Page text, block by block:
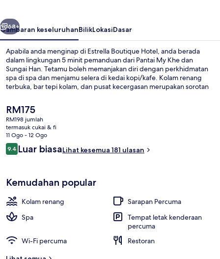
Seterusnya
68+
Gambaran keseluruhanBilikLokasiDasar
Apabila anda menginap di Estrella Boutique Hotel, anda berada
dalam lingkungan 5 minit pemanduan dari Pantai My Khe dan
Sungai Han. Tetamu boleh memanjakan diri dengan perkhidmatan
spa di spa dan menjamu selera di kedai kopi/kafe. Kolam renang
terbuka, bar tepi kolam, dan pusat kecergasan merupakan sorotan
Harga
semasa
ialah
RM175
RM175
RM198 jumlah
termasuk cukai & fi
11 Ogo - 12 Ogo
Ulasan
9.49.4 daripada 10
Luar biasaLihat kesemua 181 ulasan
Kemudahan popular
Kolam renang
Sarapan Percuma
Spa
Tempat letak kenderaan
percuma
Wi-Fi percuma
Restoran